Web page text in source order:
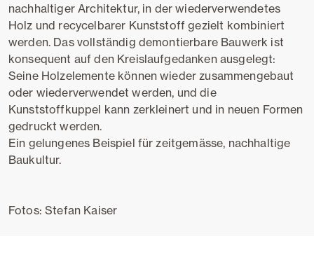
nachhaltiger Architektur, in der wiederverwendetes
Holz und recycelbarer Kunststoff gezielt kombiniert
werden. Das vollständig demontierbare Bauwerk ist
konsequent auf den Kreislaufgedanken ausgelegt:
Seine Holzelemente können wieder zusammengebaut
oder wiederverwendet werden, und die
Kunststoffkuppel kann zerkleinert und in neuen Formen
gedruckt werden.
Ein gelungenes Beispiel für zeitgemässe, nachhaltige
Baukultur.
Fotos: Stefan Kaiser